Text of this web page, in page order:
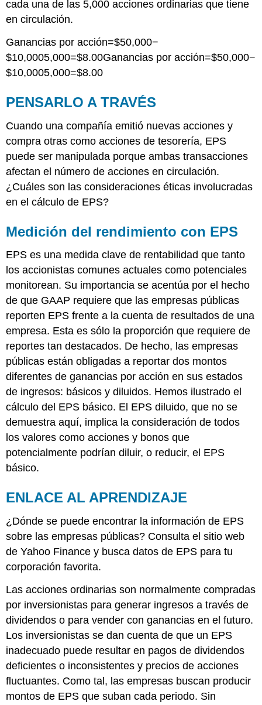
cada una de las 5,000 acciones ordinarias que tiene
en circulación.
Ganancias por acción=$50,000−
$10,0005,000=$8.00Ganancias por acción=$50,000−
$10,0005,000=$8.00
PENSARLO A TRAVÉS
Cuando una compañía emitió nuevas acciones y
compra otras como acciones de tesorería, EPS
puede ser manipulada porque ambas transacciones
afectan el número de acciones en circulación.
¿Cuáles son las consideraciones éticas involucradas
en el cálculo de EPS?
Medición del rendimiento con EPS
EPS es una medida clave de rentabilidad que tanto
los accionistas comunes actuales como potenciales
monitorean. Su importancia se acentúa por el hecho
de que GAAP requiere que las empresas públicas
reporten EPS frente a la cuenta de resultados de una
empresa. Esta es sólo la proporción que requiere de
reportes tan destacados. De hecho, las empresas
públicas están obligadas a reportar dos montos
diferentes de ganancias por acción en sus estados
de ingresos: básicos y diluidos. Hemos ilustrado el
cálculo del EPS básico. El EPS diluido, que no se
demuestra aquí, implica la consideración de todos
los valores como acciones y bonos que
potencialmente podrían diluir, o reducir, el EPS
básico.
ENLACE AL APRENDIZAJE
¿Dónde se puede encontrar la información de EPS
sobre las empresas públicas? Consulta el sitio web
de Yahoo Finance y busca datos de EPS para tu
corporación favorita.
Las acciones ordinarias son normalmente compradas
por inversionistas para generar ingresos a través de
dividendos o para vender con ganancias en el futuro.
Los inversionistas se dan cuenta de que un EPS
inadecuado puede resultar en pagos de dividendos
deficientes o inconsistentes y precios de acciones
fluctuantes. Como tal, las empresas buscan producir
montos de EPS que suban cada periodo. Sin